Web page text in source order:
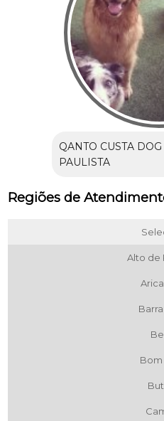
QANTO CUSTA
PAULISTA
Regiões de
Alto de
Bom